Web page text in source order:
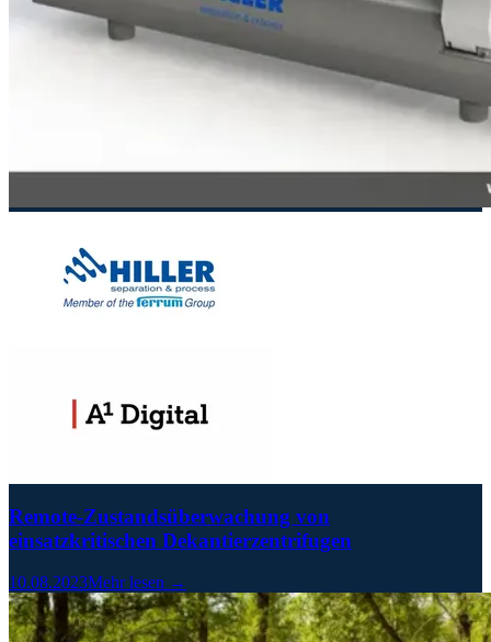
Remote-Zustandsüberwachung von
einsatzkritischen Dekantierzentrifugen
10.08.2023Mehr lesen →